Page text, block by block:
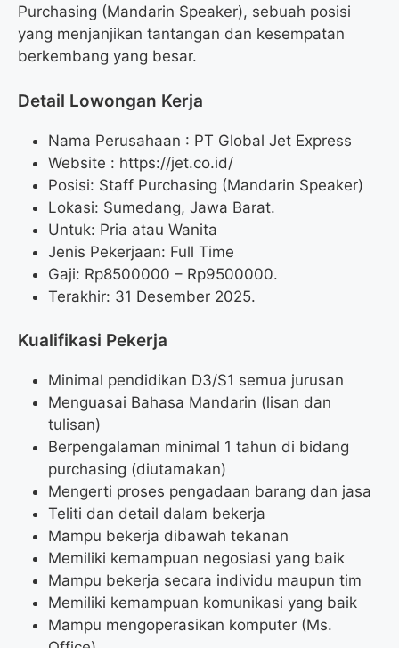
Purchasing (Mandarin Speaker), sebuah posisi
yang menjanjikan tantangan dan kesempatan
berkembang yang besar.
Detail Lowongan Kerja
Nama Perusahaan : PT Global Jet Express
Website : https://jet.co.id/
Posisi: Staff Purchasing (Mandarin Speaker)
Lokasi: Sumedang, Jawa Barat.
Untuk: Pria atau Wanita
Jenis Pekerjaan: Full Time
Gaji: Rp8500000 – Rp9500000.
Terakhir: 31 Desember 2025.
Kualifikasi Pekerja
Minimal pendidikan D3/S1 semua jurusan
Menguasai Bahasa Mandarin (lisan dan
tulisan)
Berpengalaman minimal 1 tahun di bidang
purchasing (diutamakan)
Mengerti proses pengadaan barang dan jasa
Teliti dan detail dalam bekerja
Mampu bekerja dibawah tekanan
Memiliki kemampuan negosiasi yang baik
Mampu bekerja secara individu maupun tim
Memiliki kemampuan komunikasi yang baik
Mampu mengoperasikan komputer (Ms.